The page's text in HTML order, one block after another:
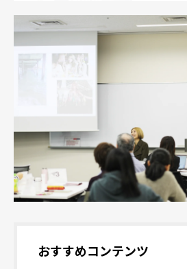
おすすめコンテンツ